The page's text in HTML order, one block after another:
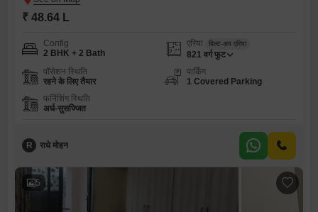
₹ 48.64 L
Config
2 BHK + 2 Bath
एरिया बिल्ट-अप एरिया
821 वर्ग फुट
पॉसेशन स्थिति
रहने के लिए तैयार
पार्किंग
1 Covered Parking
फर्निशिंग स्थिति
अर्ध-सुसज्जित
R राधे मोहन
5